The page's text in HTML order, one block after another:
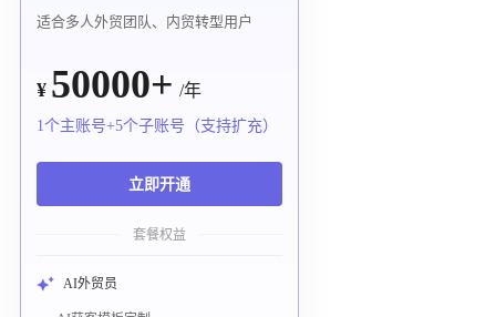
适合多人外贸团队、内贸转型用户
¥ 50000+ /年
1个主账号+5个子账号（支持扩充）
立即开通
套餐权益
AI外贸员